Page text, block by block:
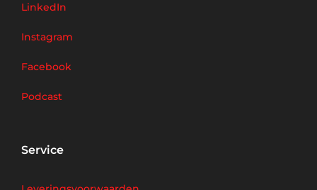
LinkedIn
Instagram
Facebook
Podcast
Service